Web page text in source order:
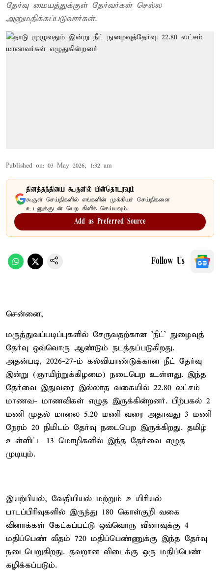
தேர்வு மையத்துக்குள் தேர்வர்கள் செல்ல
அனுமதிக்கப்படுவார்கள்.
Published on: 03 May 2026, 1:32 am
தினத்தந்தியை கூகுளில் பின்தொடரவும்
கூகுள் செய்திகளில் எங்களின் முக்கியச் செய்திகளை
உடனுக்குடன் பெற கிளிக் செய்யவும்.
Add as Preferred Source
Follow Us
சென்னை,
மருத்துவப்படிப்புகளில் சேருவதற்கான 'நீட்' நுழைவுத்
தேர்வு ஒவ்வொரு ஆண்டும் நடத்தப்படுகிறது.
அதன்படி, 2026-27-ம் கல்வியாண்டுக்கான நீட் தேர்வு
இன்று (ஞாயிற்றுக்கிழமை) நடைபெற உள்ளது. இந்த
தேர்வை இதுவரை இல்லாத வகையில் 22.80 லட்சம்
மாணவ- மாணவிகள் எழுத இருக்கின்றனர். பிற்பகல் 2
மணி முதல் மாலை 5.20 மணி வரை அதாவது 3 மணி
நேரம் 20 நிமிடம் தேர்வு நடைபெற இருக்கிறது. தமிழ்
உள்ளிட்ட 13 மொழிகளில் இந்த தேர்வை எழுத
முடியும்.
இயற்பியல், வேதியியல் மற்றும் உயிரியல்
பாடப்பிரிவுகளில் இருந்து 180 கொள்குறி வகை
வினாக்கள் கேட்கப்பட்டு ஒவ்வொரு வினாவுக்கு 4
மதிப்பெண் வீதம் 720 மதிப்பெண்ணுக்கு இந்த தேர்வு
நடைபெறுகிறது. தவறான விடைக்கு ஒரு மதிப்பெண்
கழிக்கப்படும்.